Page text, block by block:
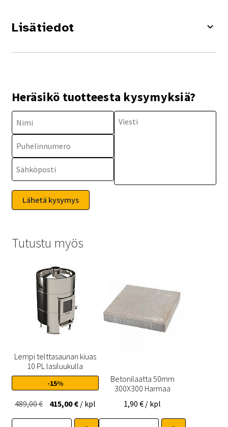
Lisätiedot
Heräsikö tuotteesta kysymyksiä?
Tutustu myös
Lempi telttasaunan kiuas
10 PL lasiluukulla
-15%
489,00€ Alkuperäinen
hinta
415,00€Nykyinen
hinta
/ kpl
Betonilaatta 50mm
300X300 Harmaa
1,90€ / kpl